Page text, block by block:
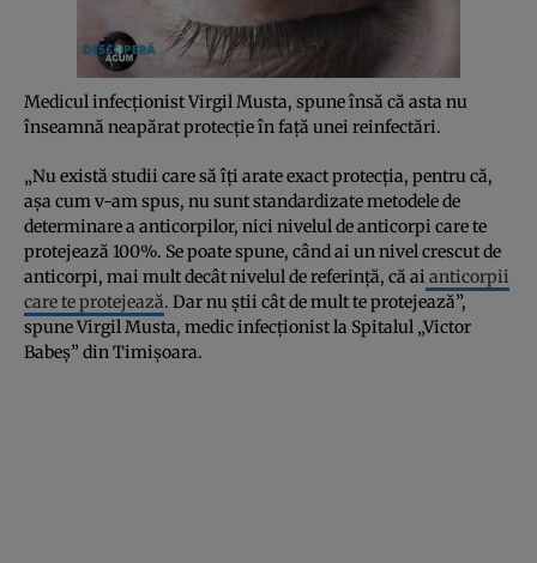
Medicul infecţionist Virgil Musta, spune însă că asta nu
înseamnă neapărat protecţie în faţă unei reinfectări.
„Nu există studii care să îţi arate exact protecţia, pentru că,
aşa cum v-am spus, nu sunt standardizate metodele de
determinare a anticorpilor, nici nivelul de anticorpi care te
protejează 100%. Se poate spune, când ai un nivel crescut de
anticorpi, mai mult decât nivelul de referinţă, că ai anticorpii
care te protejează. Dar nu ştii cât de mult te protejează”,
spune Virgil Musta, medic infecţionist la Spitalul „Victor
Babeş” din Timişoara.